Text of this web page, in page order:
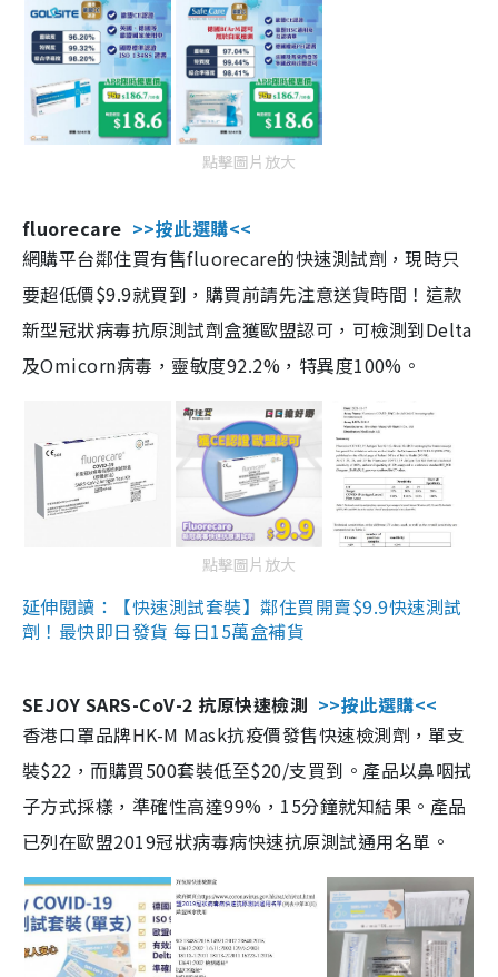
點擊圖片放大
fluorecare >>按此選購<<
網購平台鄰住買有售fluorecare的快速測試劑，現時只
要超低價$9.9就買到，購買前請先注意送貨時間！這款
新型冠狀病毒抗原測試劑盒獲歐盟認可，可檢測到Delta
及Omicorn病毒，靈敏度92.2%，特異度100%。
點擊圖片放大
延伸閱讀：【快速測試套裝】鄰住買開賣$9.9快速測試
劑！最快即日發貨 每日15萬盒補貨
SEJOY SARS-CoV-2 抗原快速檢測 >>按此選購<<
香港口罩品牌HK-M Mask抗疫價發售快速檢測劑，單支
裝$22，而購買500套裝低至$20/支買到。產品以鼻咽拭
子方式採樣，準確性高達99%，15分鐘就知結果。產品
已列在歐盟2019冠狀病毒病快速抗原測試通用名單。